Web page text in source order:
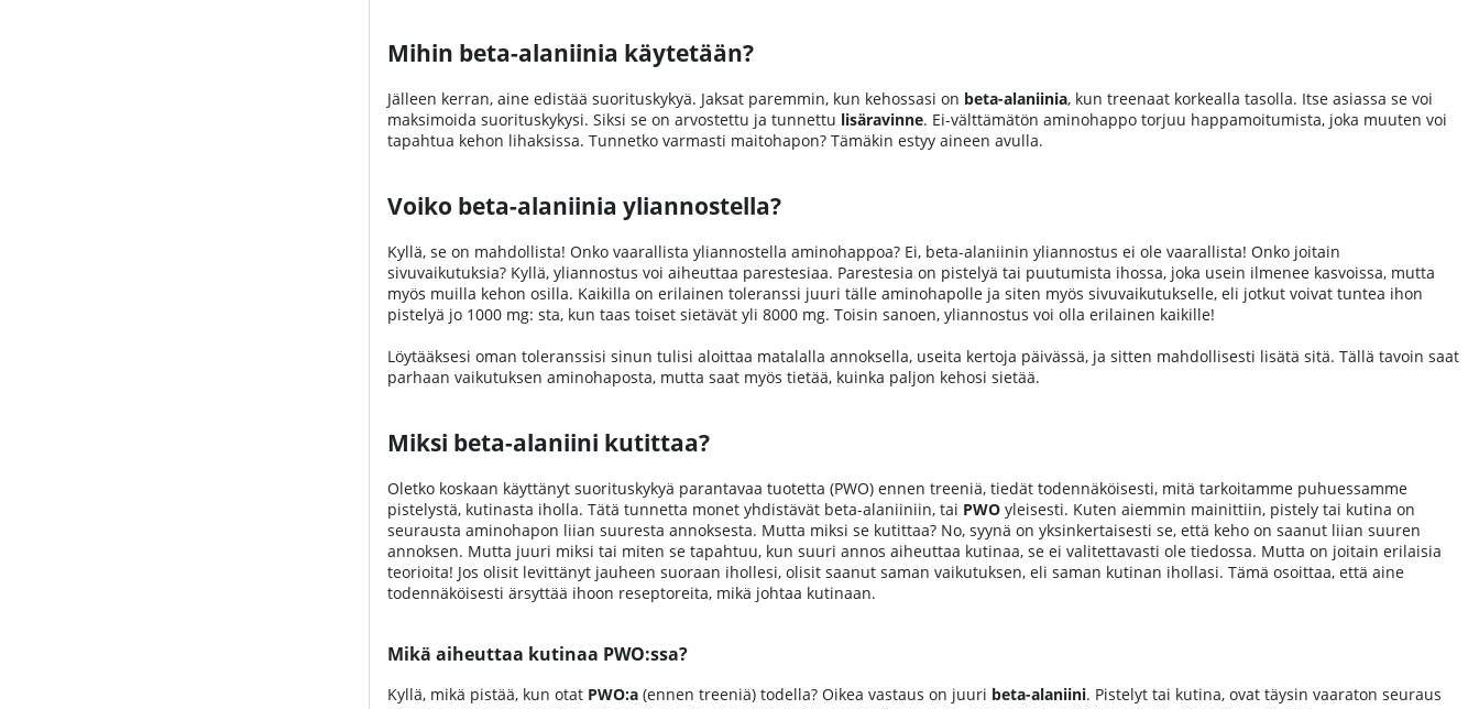
Mihin beta-alaniinia käytetään?
Jälleen kerran, aine edistää suorituskykyä. Jaksat paremmin, kun kehossasi on beta-alaniinia, kun treenaat korkealla tasolla. Itse asiassa se voi
maksimoida suorituskykysi. Siksi se on arvostettu ja tunnettu lisäravinne. Ei-välttämätön aminohappo torjuu happamoitumista, joka muuten voi
tapahtua kehon lihaksissa. Tunnetko varmasti maitohapon? Tämäkin estyy aineen avulla.
Voiko beta-alaniinia yliannostella?
Kyllä, se on mahdollista! Onko vaarallista yliannostella aminohappoa? Ei, beta-alaniinin yliannostus ei ole vaarallista! Onko joitain
sivuvaikutuksia? Kyllä, yliannostus voi aiheuttaa parestesiaa. Parestesia on pistelyä tai puutumista ihossa, joka usein ilmenee kasvoissa, mutta
myös muilla kehon osilla. Kaikilla on erilainen toleranssi juuri tälle aminohapolle ja siten myös sivuvaikutukselle, eli jotkut voivat tuntea ihon
pistelyä jo 1000 mg: sta, kun taas toiset sietävät yli 8000 mg. Toisin sanoen, yliannostus voi olla erilainen kaikille!
Löytääksesi oman toleranssisi sinun tulisi aloittaa matalalla annoksella, useita kertoja päivässä, ja sitten mahdollisesti lisätä sitä. Tällä tavoin saat
parhaan vaikutuksen aminohaposta, mutta saat myös tietää, kuinka paljon kehosi sietää.
Miksi beta-alaniini kutittaa?
Oletko koskaan käyttänyt suorituskykyä parantavaa tuotetta (PWO) ennen treeniä, tiedät todennäköisesti, mitä tarkoitamme puhuessamme
pistelystä, kutinasta iholla. Tätä tunnetta monet yhdistävät beta-alaniiniin, tai PWO yleisesti. Kuten aiemmin mainittiin, pistely tai kutina on
seurausta aminohapon liian suuresta annoksesta. Mutta miksi se kutittaa? No, syynä on yksinkertaisesti se, että keho on saanut liian suuren
annoksen. Mutta juuri miksi tai miten se tapahtuu, kun suuri annos aiheuttaa kutinaa, se ei valitettavasti ole tiedossa. Mutta on joitain erilaisia
teorioita! Jos olisit levittänyt jauheen suoraan ihollesi, olisit saanut saman vaikutuksen, eli saman kutinan ihollasi. Tämä osoittaa, että aine
todennäköisesti ärsyttää ihoon reseptoreita, mikä johtaa kutinaan.
Mikä aiheuttaa kutinaa PWO:ssa?
Kyllä, mikä pistää, kun otat PWO:a (ennen treeniä) todella? Oikea vastaus on juuri beta-alaniini. Pistelyt tai kutina, ovat täysin vaaraton seuraus